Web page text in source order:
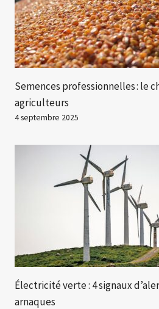
Semences professionnelles : le
agriculteurs
4 septembre 2025
Électricité verte : 4 signaux
arnaques